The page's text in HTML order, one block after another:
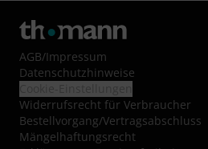
AGB/Impressum
Datenschutzhinweise
Widerrufsrecht für Verbraucher
Bestellvorgang/Vertragsabschluss
Mängelhaftungsrecht